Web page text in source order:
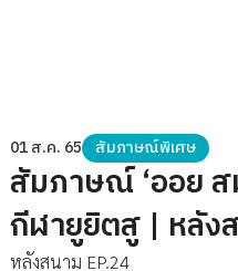
01 ส.ค. 65 สัมภาษณ์พิเศษ
สัมภาษณ์ ‘ออย
กีฬายูยิตสู | หลัง
หลังสนาม EP.24